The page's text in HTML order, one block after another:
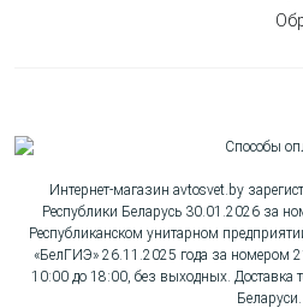
Интернет-магазин avtosvet.by
Республики Беларусь 30.01.2026 за
Республиканском унитарном
«БелГИЭ» 26.11.2025 года за номером
10:00 до 18:00, без выходных. Доставка
Беларуси.